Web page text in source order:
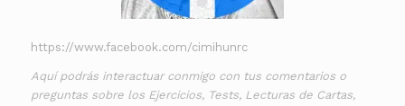
https://www.facebook.com/cimihunrc
Aquí podrás interactuar conmigo con tus comentarios o
preguntas sobre los Ejercicios, Tests, Lecturas de Cartas,